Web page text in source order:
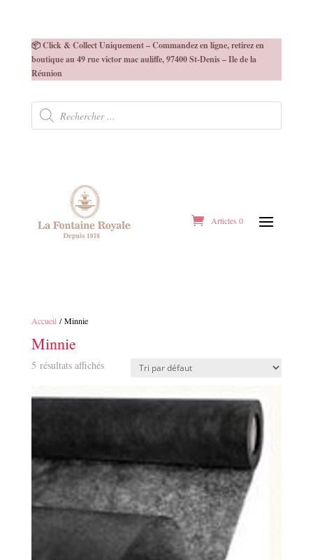
📦 Click & Collect Uniquement – Commandez en ligne, retirez en
boutique au 49 rue victor mac auliffe, 97400 St-Denis – Ile de la
Réunion
Recherche
produits
Articles 0
Accueil / Minnie
Minnie
5 résultats affichés